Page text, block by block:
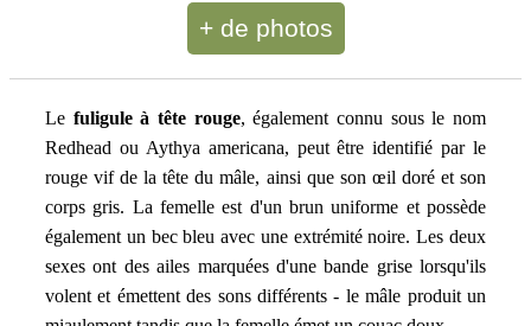
+ de photos
Le fuligule à tête rouge, également connu sous le nom
Redhead ou Aythya americana, peut être identifié par le
rouge vif de la tête du mâle, ainsi que son œil doré et son
corps gris. La femelle est d'un brun uniforme et possède
également un bec bleu avec une extrémité noire. Les deux
sexes ont des ailes marquées d'une bande grise lorsqu'ils
volent et émettent des sons différents - le mâle produit un